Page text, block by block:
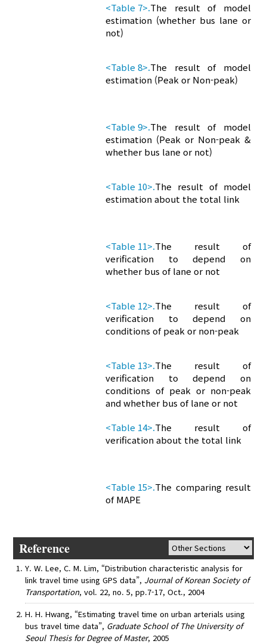
<Table 7>.The result of model
estimation (whether bus lane or
not)
<Table 8>.The result of model
estimation (Peak or Non-peak)
<Table 9>.The result of model
estimation (Peak or Non-peak &
whether bus lane or not)
<Table 10>.The result of model
estimation about the total link
<Table 11>.The result of
verification to depend on
whether bus of lane or not
<Table 12>.The result of
verification to depend on
conditions of peak or non-peak
<Table 13>.The result of
verification to depend on
conditions of peak or non-peak
and whether bus of lane or not
<Table 14>.The result of
verification about the total link
<Table 15>.The comparing result
of MAPE
Reference
Y. W. Lee, C. M. Lim, “Distribution characteristic analysis for
link travel time using GPS data”, Journal of Korean Society of
Transportation, vol. 22, no. 5, pp.7-17, Oct., 2004
H. H. Hwang, “Estimating travel time on urban arterials using
bus travel time data”, Graduate School of The University of
Seoul Thesis for Degree of Master, 2005